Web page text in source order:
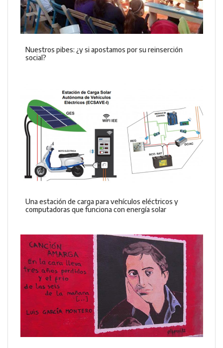
Nuestros pibes: ¿y si apostamos por su reinserción
social?
Una estación de carga para vehículos eléctricos y
computadoras que funciona con energía solar